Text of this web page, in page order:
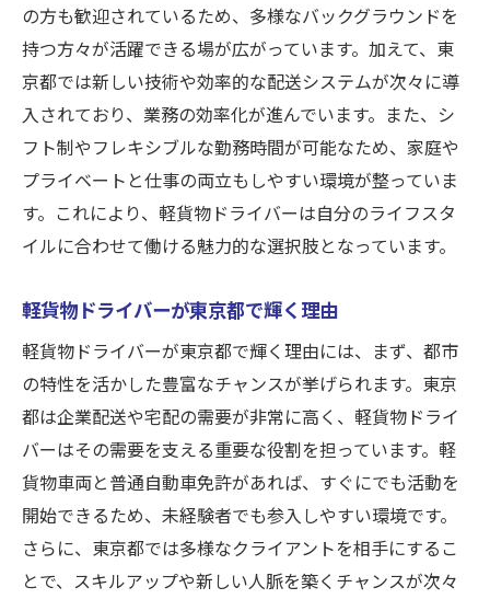
柔軟勤務が可能な軽貨物ドライバーの魅力
軽貨物ドライバーとして家庭と仕事を両立
する方法
ライフスタイルに合わせる軽貨物ドライバ
ー職
軽貨物ドライバーが選ばれる理由：家庭と
の両立
普通自動車免許で始める軽貨物ドライバーデビ
ューの方法
普通自動車免許で始める軽貨物ドライバー
軽貨物ドライバーデビューの第一歩
普通自動車免許を活かした軽貨物ドライバ
ー職
軽貨物ドライバーになるために必要なステ
ップ
軽貨物ドライバーとして普通自動車免許を
の方も歓迎されているため、多様なバックグラウンドを
持つ方々が活躍できる場が広がっています。加えて、東
京都では新しい技術や効率的な配送システムが次々に導
入されており、業務の効率化が進んでいます。また、シ
フト制やフレキシブルな勤務時間が可能なため、家庭や
プライベートと仕事の両立もしやすい環境が整っていま
す。これにより、軽貨物ドライバーは自分のライフスタ
イルに合わせて働ける魅力的な選択肢となっています。
軽貨物ドライバーが東京都で輝く理由
軽貨物ドライバーが東京都で輝く理由には、まず、都市
の特性を活かした豊富なチャンスが挙げられます。東京
都は企業配送や宅配の需要が非常に高く、軽貨物ドライ
バーはその需要を支える重要な役割を担っています。軽
貨物車両と普通自動車免許があれば、すぐにでも活動を
開始できるため、未経験者でも参入しやすい環境です。
さらに、東京都では多様なクライアントを相手にするこ
とで、スキルアップや新しい人脈を築くチャンスが次々